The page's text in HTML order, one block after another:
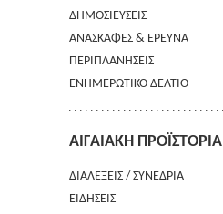
ΟΔΗΓΙΕΣ ΠΡΟΣ ΣΥΓΓΡΑΦΕΙΣ
ΟΡΟΙ ΧΡΗΣΗΣ
ΕΠΙΚΟΙΝΩΝΙΑ
ΠΛΗΡΟΦΟΡΙΕΣ
ΔΗΜΟΣΙΕΥΣΕΙΣ
ΑΝΑΣΚΑΦΕΣ & ΕΡΕΥΝΑ
ΠΕΡΙΠΛΑΝΗΣΕΙΣ
ΕΝΗΜΕΡΩΤΙΚΟ ΔΕΛΤΙΟ
ΑΙΓΑΙΑΚΗ ΠΡΟΪΣΤΟΡΙΑ
ΔΙΑΛΕΞΕΙΣ / ΣΥΝΕΔΡΙΑ
ΕΙΔΗΣΕΙΣ